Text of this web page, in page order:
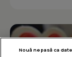
Nouă ne pasă ca